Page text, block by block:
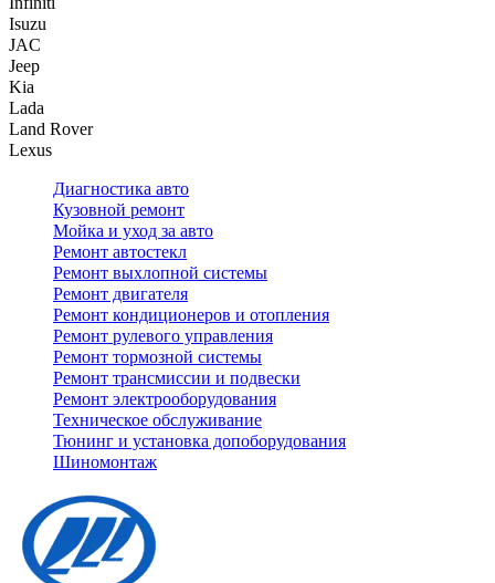
Isuzu
JAC
Jeep
Kia
Lada
Land Rover
Lexus
Диагностика авто
Кузовной ремонт
Мойка и уход за авто
Ремонт автостекл
Ремонт выхлопной системы
Ремонт двигателя
Ремонт кондиционеров и отопления
Ремонт рулевого управления
Ремонт тормозной системы
Ремонт трансмиссии и подвески
Ремонт электрооборудования
Техническое обслуживание
Тюнинг и установка допоборудования
Шиномонтаж